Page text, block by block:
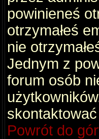
powinieneś
otrzymałeś
nie
Jednym z
forum osób
Powrót do